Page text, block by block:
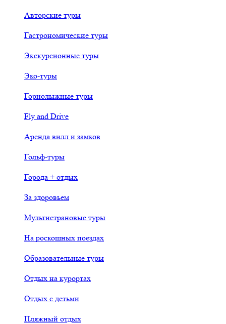
Авторские туры
Гастрономические туры
Экскурсионные туры
Эко-туры
Горнолыжные туры
Fly and Drive
Аренда вилл и замков
Гольф-туры
Города + отдых
За здоровьем
Мультистрановые туры
На роскошных поездах
Образовательные туры
Отдых на курортах
Отдых с детьми
Пляжный отдых